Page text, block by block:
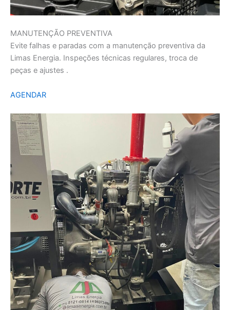
MANUTENÇÃO PREVENTIVA
Evite falhas e paradas com a manutenção preventiva da
Limas Energia. Inspeções técnicas regulares, troca de
peças e ajustes .
AGENDAR